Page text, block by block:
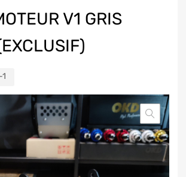
V1 GRIS